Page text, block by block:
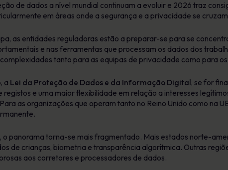
de dados a nível mundial continuam a evoluir e 2026 traz
em áreas onde a segurança e a privacidade se
as entidades reguladoras estão a preparar-se para se
e nas ferramentas que processam os dados dos
tanto para as equipas de privacidade como para os
a Lei da Proteção de Dados e da Informação Digital , se for
registos e uma maior flexibilidade em relação a interesses
as organizações que operam tanto no Reino Unido como na
o panorama torna-se mais fragmentado. Mais estados norte-
de crianças, biometria e transparência algorítmica. Outras
aos corretores e processadores de dados.